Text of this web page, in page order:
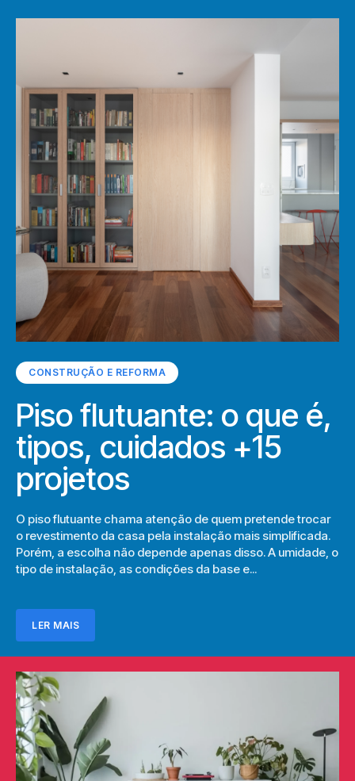
CONSTRUÇÃO E REFORMA
Piso flutuante: o que é,
tipos, cuidados +15
projetos
O piso flutuante chama atenção de quem pretende trocar
o revestimento da casa pela instalação mais simplificada.
Porém, a escolha não depende apenas disso. A umidade, o
tipo de instalação, as condições da base e...
LER MAIS